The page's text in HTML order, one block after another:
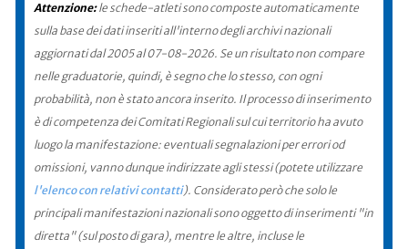
Attenzione:le schede-atleti sono composte automaticamente
sulla base dei dati inseriti all'interno degli archivi nazionali
aggiornati dal 2005 al 07-08-2026. Se un risultato non compare
nelle graduatorie, quindi, è segno che lo stesso, con ogni
probabilità, non è stato ancora inserito. Il processo di inserimento
è di competenza dei Comitati Regionali sul cui territorio ha avuto
luogo la manifestazione: eventuali segnalazioni per errori od
omissioni, vanno dunque indirizzate agli stessi (potete utilizzare
l'elenco con relativi contatti). Considerato però che solo le
principali manifestazioni nazionali sono oggetto di inserimenti "in
diretta" (sul posto di gara), mentre le altre, incluse le